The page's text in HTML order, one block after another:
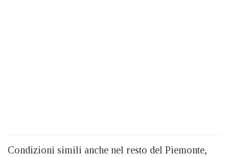
Condizioni simili anche nel resto del Piemonte,